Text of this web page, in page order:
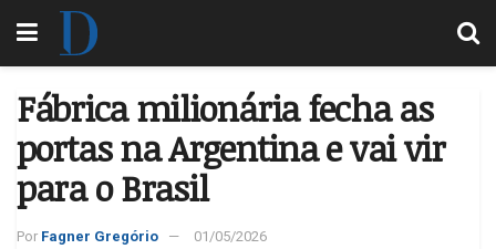
Fábrica milionária fecha as
portas na Argentina e vai vir
para o Brasil
Por Fagner Gregório 01/05/2026